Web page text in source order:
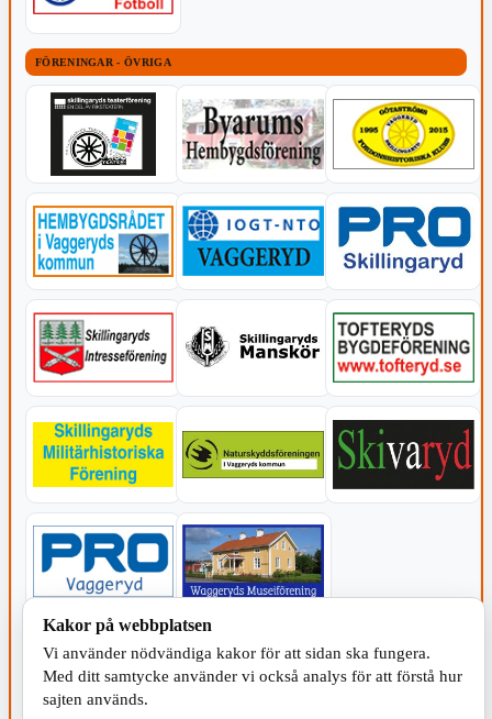
FÖRENINGAR - ÖVRIGA
Kakor på webbplatsen
Vi använder nödvändiga kakor för att sidan ska fungera.
Med ditt samtycke använder vi också analys för att förstå hur
sajten används.